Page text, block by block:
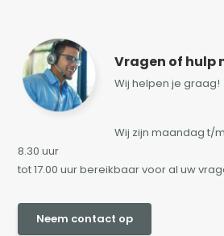
Vragen of hulp
Wij helpen je graag!
Wij zijn maandag t/
8.30 uur
tot 17.00 uur bereikbaar voor al uw
Neem contact op